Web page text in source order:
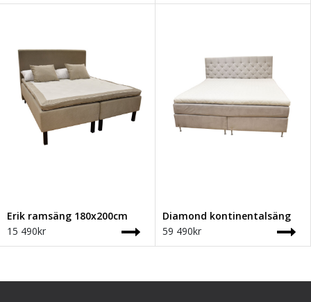
Erik ramsäng 180x200cm
15 490kr
Diamond kontinentalsäng
59 490kr